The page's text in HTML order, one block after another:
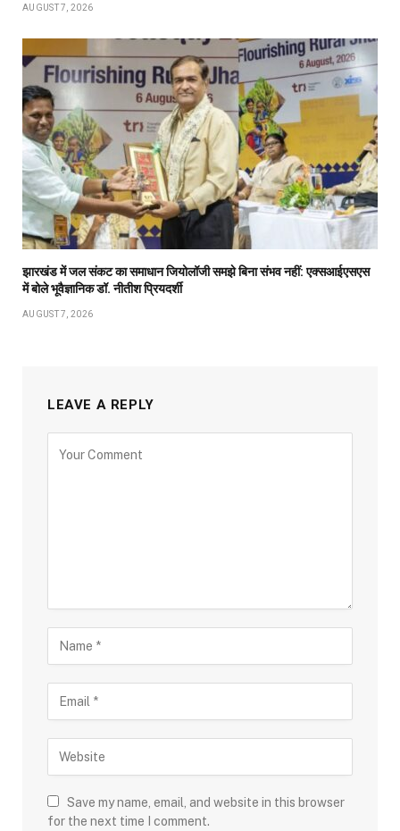
AUGUST 7, 2026
झारखंड में जल संकट का समाधान जियोलॉजी समझे बिना संभव नहीं: एक्सआईएसएस
में बोले भूवैज्ञानिक डॉ. नीतीश प्रियदर्शी
AUGUST 7, 2026
LEAVE A REPLY
Save my name, email, and website in this browser
for the next time I comment.